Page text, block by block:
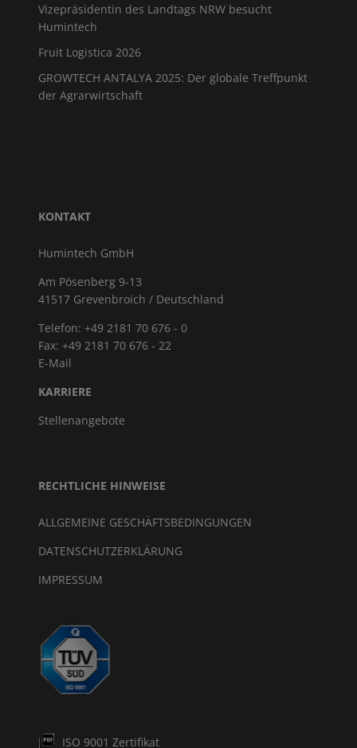
Vizepräsidentin des Landtags NRW besucht
Humintech
Fruit Logistica 2026
GROWTECH ANTALYA 2025: Der globale Treffpunkt
der Agrarwirtschaft
KONTAKT
Humintech GmbH
Am Pösenberg 9-13
41517 Grevenbroich / Deutschland
Telefon: +49 2181 70 676 - 0
Fax: +49 2181 70 676 - 22
E-Mail
KARRIERE
Stellenangebote
RECHTLICHE HINWEISE
ALLGEMEINE GESCHÄFTSBEDINGUNGEN
DATENSCHUTZERKLÄRUNG
IMPRESSUM
ISO 9001 Zertifikat